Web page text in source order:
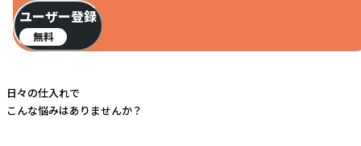
ユーザー登録
無料
日々の仕入れで
こんな悩みはありませんか？